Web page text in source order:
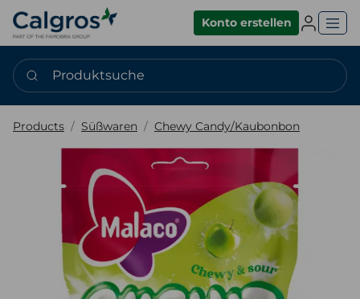
Konto erstellen
Produktsuche
Products Süßwaren Chewy Candy/Kaubonbon